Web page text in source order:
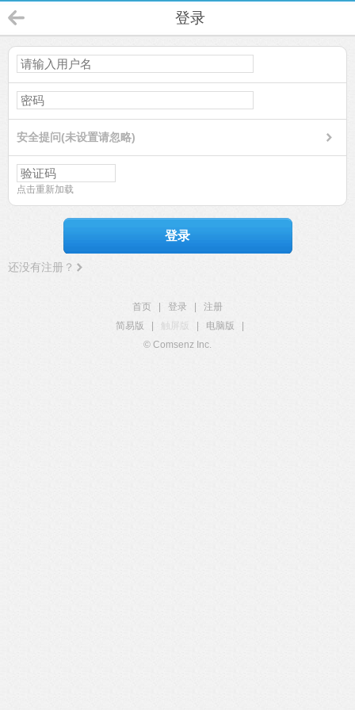
登录
安全提问(未设置请忽略)
点击重新加载
登录
还没有注册？
首页 登录
注册
简易版
触屏版 电脑版
© Comsenz Inc.